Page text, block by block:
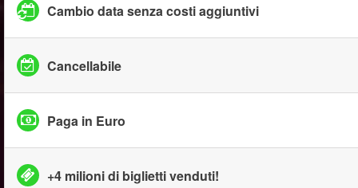
Cambio data senza costi aggiuntivi
Cancellabile
Paga in Euro
+4 milioni di biglietti venduti!